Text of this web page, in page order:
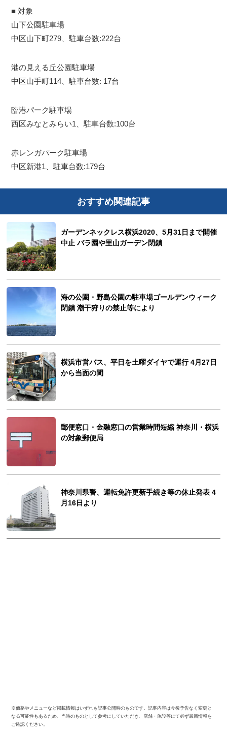
■ 対象
山下公園駐車場
中区山下町279、駐車台数:222台
港の見える丘公園駐車場
中区山手町114、駐車台数: 17台
臨港パーク駐車場
西区みなとみらい1、駐車台数:100台
赤レンガパーク駐車場
中区新港1、駐車台数:179台
おすすめ関連記事
ガーデンネックレス横浜2020、5月31日まで開催
中止 バラ園や里山ガーデン閉鎖
海の公園・野島公園の駐車場ゴールデンウィーク
閉鎖 潮干狩りの禁止等により
横浜市営バス、平日を土曜ダイヤで運行 4月27日
から当面の間
郵便窓口・金融窓口の営業時間短縮 神奈川・横浜
の対象郵便局
神奈川県警、運転免許更新手続き等の休止発表 4
月16日より
※価格やメニューなど掲載情報はいずれも記事公開時のものです。記事内容は今後予告なく変更と
なる可能性もあるため、当時のものとして参考にしていただき、店舗・施設等にて必ず最新情報を
ご確認ください。